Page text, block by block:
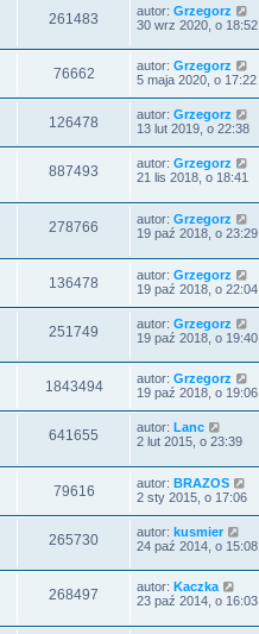
261483 autor: Grzegorz
30 wrz 2020, o 18:52
76662 autor: Grzegorz
5 maja 2020, o 17:22
126478 autor: Grzegorz
13 lut 2019, o 22:38
887493 autor: Grzegorz
21 lis 2018, o 18:41
278766 autor: Grzegorz
19 paź 2018, o 23:29
136478 autor: Grzegorz
19 paź 2018, o 22:04
251749 autor: Grzegorz
19 paź 2018, o 19:40
1843494 autor: Grzegorz
19 paź 2018, o 19:06
641655 autor: Lanc
2 lut 2015, o 23:39
79616 autor: BRAZOS
2 sty 2015, o 17:06
265730 autor: kusmier
24 paź 2014, o 15:08
268497 autor: Kaczka
23 paź 2014, o 16:03